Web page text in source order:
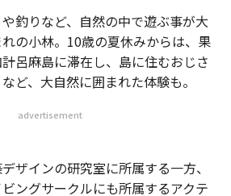
釣りなど、自然の中で遊ぶ事が大
の小林。10歳の夏休みからは、果
呂麻島に滞在し、島に住むおじさ
ど、大自然に囲まれた体験も。
advertisement
ザインの研究室に所属する一方、
ングサークルにも所属するアクテ